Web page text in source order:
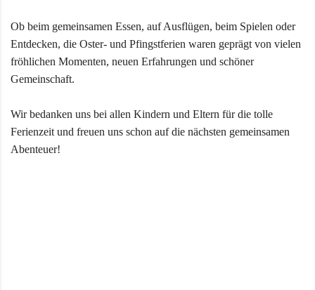
Ob beim gemeinsamen Essen, auf Ausflügen, beim Spielen oder
Entdecken, die Oster- und Pfingstferien waren geprägt von vielen
fröhlichen Momenten, neuen Erfahrungen und schöner
Gemeinschaft.
Wir bedanken uns bei allen Kindern und Eltern für die tolle
Ferienzeit und freuen uns schon auf die nächsten gemeinsamen
Abenteuer!